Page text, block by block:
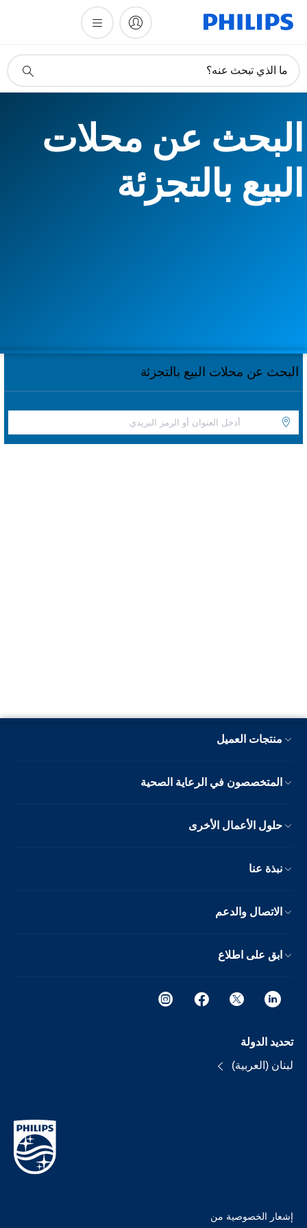
دعم
ما الذي تبحث عنه؟
البحث عن محلات
البيع بالتجزئة
البحث عن محلات البيع بالتجزئة
منتجات العميل
المتخصصون في الرعاية الصحية
حلول الأعمال الأخرى
نبذة عنا
الاتصال والدعم
ابق على اطلاع
تحديد الدولة
لبنان (العربية)
إشعار الخصوصية من